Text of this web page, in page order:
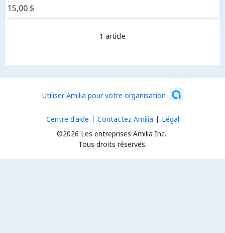
15,00 $
1 article
Utiliser Amilia pour votre organisation
©2026 Les entreprises Amilia Inc.
Tous droits réservés.
Centre d'aide Contactez Amilia Légal